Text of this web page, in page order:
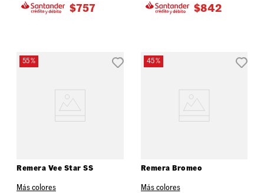
$757 $842
55 %
Remera Vee Star SS
Más colores
45 %
Remera Bromeo
Más colores